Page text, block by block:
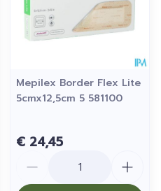
Mepilex Border Flex Lite
5cmx12,5cm 5 581100
€ 24,45